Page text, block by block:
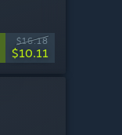
$16.18
$10.11